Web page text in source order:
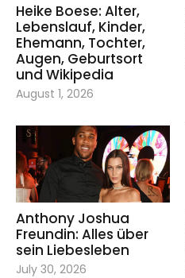
Heike Boese: Alter,
Lebenslauf, Kinder,
Ehemann, Tochter,
Augen, Geburtsort
und Wikipedia
August 1, 2026
Anthony Joshua
Freundin: Alles über
sein Liebesleben
July 30, 2026